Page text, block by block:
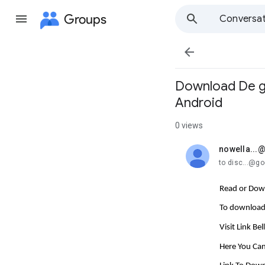
Groups

Download De
Android
0 views
unread,
to
Read or
To
Visit Link
Here You